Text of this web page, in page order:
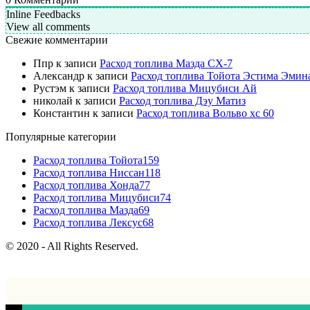
Inline Feedbacks
View all comments
Свежие комментарии
Ппр к записи Расход топлива Мазда СХ-7
Александр к записи Расход топлива Тойота Эстима
Рустэм к записи Расход топлива Мицубиси Ай
николай к записи Расход топлива Дэу Матиз
Константин к записи Расход топлива Вольво хс 60
Популярные категории
Расход топлива Тойота159
Расход топлива Ниссан118
Расход топлива Хонда77
Расход топлива Мицубиси74
Расход топлива Мазда69
Расход топлива Лексус68
© 2020 - All Rights Reserved.